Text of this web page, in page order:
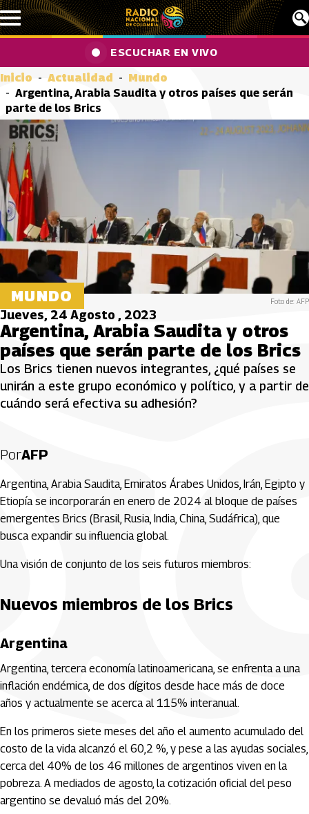
Pasar al contenido principal
ESCUCHAR EN VIVO
Inicio Actualidad
Mundo
Argentina, Arabia Saudita y otros países que serán
parte de los Brics
MUNDO Foto de: AFP
Jueves, 24 Agosto , 2023
Argentina, Arabia Saudita y otros
países que serán parte de los Brics
Los Brics tienen nuevos integrantes, ¿qué países se
unirán a este grupo económico y político, y a partir de
cuándo será efectiva su adhesión?
PorAFP
Argentina, Arabia Saudita, Emiratos Árabes Unidos, Irán, Egipto y
Etiopía se incorporarán en enero de 2024 al bloque de países
emergentes Brics (Brasil, Rusia, India, China, Sudáfrica), que
busca expandir su influencia global.
Una visión de conjunto de los seis futuros miembros:
Nuevos miembros de los Brics
Argentina
Argentina, tercera economía latinoamericana, se enfrenta a una
inflación endémica, de dos dígitos desde hace más de doce
años y actualmente se acerca al 115% interanual.
En los primeros siete meses del año el aumento acumulado del
costo de la vida alcanzó el 60,2 %, y pese a las ayudas sociales,
cerca del 40% de los 46 millones de argentinos viven en la
pobreza. A mediados de agosto, la cotización oficial del peso
argentino se devaluó más del 20%.